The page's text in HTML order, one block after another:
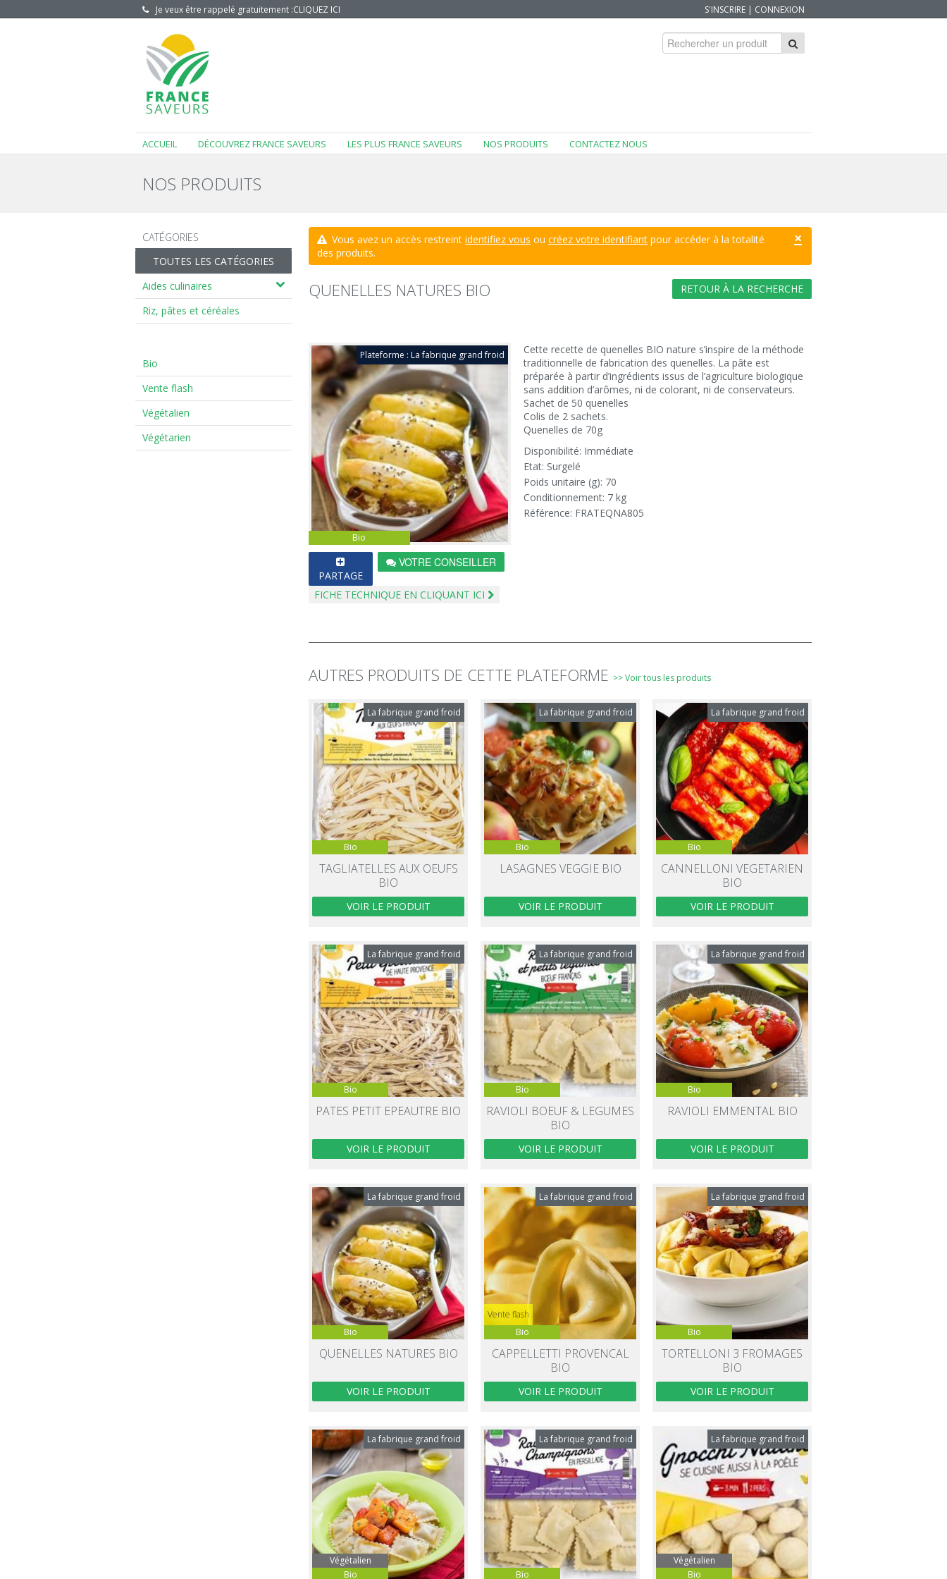
Je veux être rappelé gratuitement :CLIQUEZ ICI S'INSCRIRE | CONNEXION
ACCUEIL DÉCOUVREZ FRANCE SAVEURS LES PLUS FRANCE SAVEURS NOS PRODUITS CONTACTEZ NOUS
NOS PRODUITS
CATÉGORIES
TOUTES LES CATÉGORIES
Aides culinaires
Riz, pâtes et céréales
Bio
Vente flash
Végétalien
Végétarien
×
Vous avez un accès restreintidentifiez vous oucréez votre identifiant pour accéder à la totalité
des produits.
RETOUR À LA RECHERCHE
QUENELLES NATURES BIO
Bio
Plateforme : La fabrique grand froid
PARTAGE
VOTRE CONSEILLER
FICHE TECHNIQUE EN CLIQUANT ICI
Cette recette de quenelles BIO nature s’inspire de la méthode
traditionnelle de fabrication des quenelles. La pâte est
préparée à partir d’ingrédients issus de l’agriculture biologique
sans addition d’arômes, ni de colorant, ni de conservateurs.
Sachet de 50 quenelles
Colis de 2 sachets.
Quenelles de 70g
Disponibilité: Immédiate
Etat: Surgelé
Poids unitaire (g): 70
Conditionnement: 7 kg
Référence: FRATEQNA805
AUTRES PRODUITS DE CETTE PLATEFORME >> Voir tous les produits
La fabrique grand froid
Bio
TAGLIATELLES AUX OEUFS
BIO
VOIR LE PRODUIT
La fabrique grand froid
Bio
LASAGNES VEGGIE BIO
VOIR LE PRODUIT
La fabrique grand froid
Bio
CANNELLONI VEGETARIEN
BIO
VOIR LE PRODUIT
La fabrique grand froid
Bio
PATES PETIT EPEAUTRE BIO
VOIR LE PRODUIT
La fabrique grand froid
Bio
RAVIOLI BOEUF & LEGUMES
BIO
VOIR LE PRODUIT
La fabrique grand froid
Bio
RAVIOLI EMMENTAL BIO
VOIR LE PRODUIT
La fabrique grand froid
Bio
QUENELLES NATURES BIO
VOIR LE PRODUIT
La fabrique grand froid
Bio
Vente flash
CAPPELLETTI PROVENCAL
BIO
VOIR LE PRODUIT
La fabrique grand froid
Bio
TORTELLONI 3 FROMAGES
BIO
VOIR LE PRODUIT
La fabrique grand froid
Bio
Végétalien
La fabrique grand froid
Bio
La fabrique grand froid
Bio
Végétalien